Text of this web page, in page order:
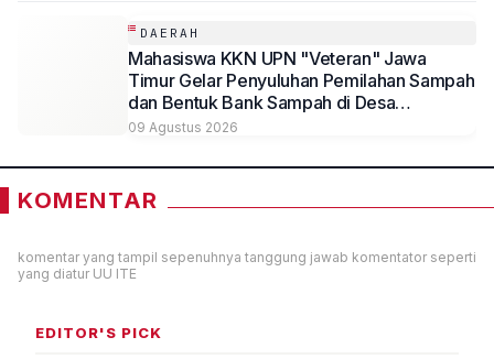
DAERAH
Mahasiswa KKN UPN "Veteran" Jawa
Timur Gelar Penyuluhan Pemilahan Sampah
dan Bentuk Bank Sampah di Desa
Penggaron
09 Agustus 2026
KOMENTAR
komentar yang tampil sepenuhnya tanggung jawab komentator seperti
yang diatur UU ITE
EDITOR'S PICK